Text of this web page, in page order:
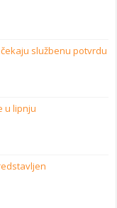
službenu potvrdu
u lipnju